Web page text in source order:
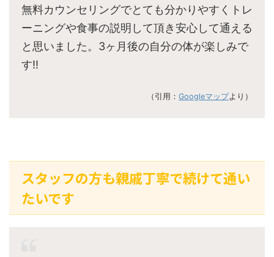
無料カウンセリングでとても分かりやすくトレ
ーニングや食事の説明して頂き安心して通える
と思いました。3ヶ月後の自分の体が楽しみで
す‼︎
（引用： Googleマップより）
スタッフの方も親戚丁寧で続けて通い
たいです